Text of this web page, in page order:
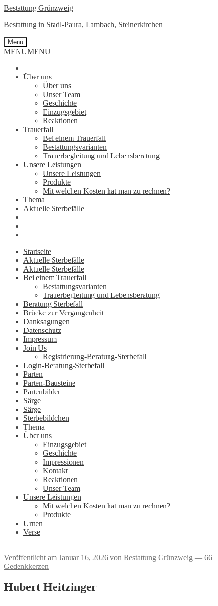
Zur
springen
Springe
Inhalt
Bestattung Grünzweig
Bestattung in Stadl-Paura, Lambach, Steinerkirchen
Menü
MENUMENU
Über uns
Über uns
Unser Team
Geschichte
Einzugsgebiet
Reaktionen
Trauerfall
Bei einem Trauerfall
Bestattungsvarianten
Trauerbegleitung und Lebensberatung
Unsere Leistungen
Unsere Leistungen
Produkte
Mit welchen Kosten hat man zu rechnen?
Thema
Aktuelle Sterbefälle
Startseite
Aktuelle Sterbefälle
Aktuelle Sterbefälle
Bei einem Trauerfall
Bestattungsvarianten
Trauerbegleitung und Lebensberatung
Beratung Sterbefall
Brücke zur Vergangenheit
Danksagungen
Datenschutz
Impressum
Join Us
Registrierung-Beratung-Sterbefall
Login-Beratung-Sterbefall
Parten
Parten-Bausteine
Partenbilder
Särge
Särge
Sterbebildchen
Thema
Über uns
Einzugsgebiet
Geschichte
Impressionen
Kontakt
Reaktionen
Unser Team
Unsere Leistungen
Mit welchen Kosten hat man zu rechnen?
Produkte
Urnen
Verse
Veröffentlicht am Januar 16, 2026 von Bestattung Grünzweig — 66
Gedenkkerzen
Hubert Heitzinger